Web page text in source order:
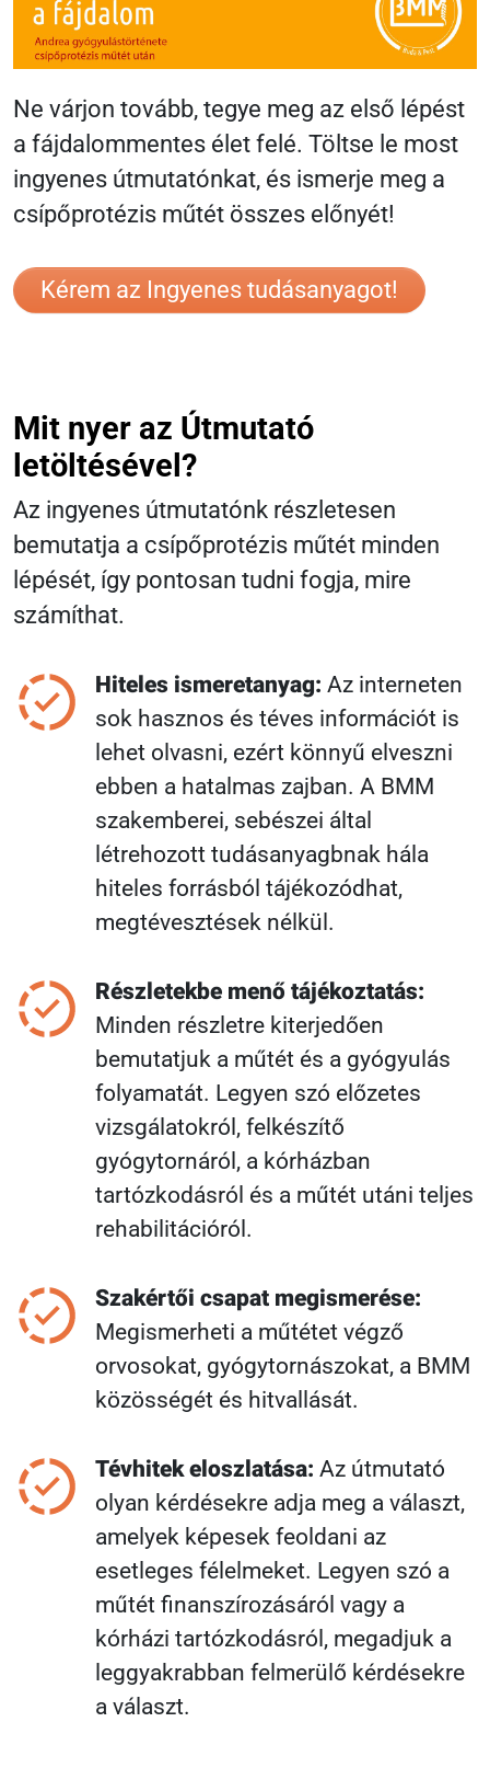
Ne várjon tovább, tegye meg az első lépést
a fájdalommentes élet felé. Töltse le most
ingyenes útmutatónkat, és ismerje meg a
csípőprotézis műtét összes előnyét!
Kérem az Ingyenes tudásanyagot!
Mit nyer az Útmutató
letöltésével?
Az ingyenes útmutatónk részletesen
bemutatja a csípőprotézis műtét minden
lépését, így pontosan tudni fogja, mire
számíthat.
Hiteles ismeretanyag: Az interneten
sok hasznos és téves információt is
lehet olvasni, ezért könnyű elveszni
ebben a hatalmas zajban. A BMM
szakemberei, sebészei által
létrehozott tudásanyagbnak hála
hiteles forrásból tájékozódhat,
megtévesztések nélkül.
Részletekbe menő tájékoztatás:
Minden részletre kiterjedően
bemutatjuk a műtét és a gyógyulás
folyamatát. Legyen szó előzetes
vizsgálatokról, felkészítő
gyógytornáról, a kórházban
tartózkodásról és a műtét utáni teljes
rehabilitációról.
Szakértői csapat megismerése:
Megismerheti a műtétet végző
orvosokat, gyógytornászokat, a BMM
közösségét és hitvallását.
Tévhitek eloszlatása: Az útmutató
olyan kérdésekre adja meg a választ,
amelyek képesek feoldani az
esetleges félelmeket. Legyen szó a
műtét finanszírozásáról vagy a
kórházi tartózkodásról, megadjuk a
leggyakrabban felmerülő kérdésekre
a választ.